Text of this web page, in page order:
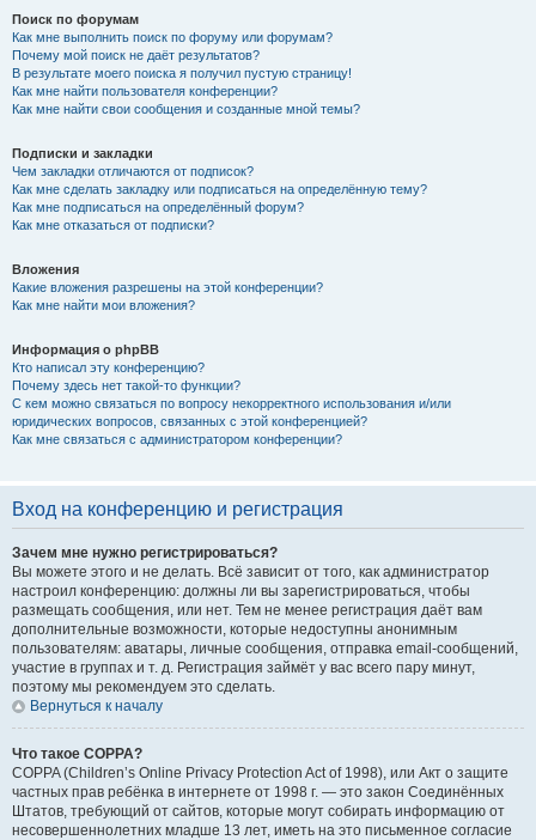
Поиск по форумам
Как мне выполнить поиск по форуму или форумам?
Почему мой поиск не даёт результатов?
В результате моего поиска я получил пустую страницу!
Как мне найти пользователя конференции?
Как мне найти свои сообщения и созданные мной темы?
Подписки и закладки
Чем закладки отличаются от подписок?
Как мне сделать закладку или подписаться на определённую тему?
Как мне подписаться на определённый форум?
Как мне отказаться от подписки?
Вложения
Какие вложения разрешены на этой конференции?
Как мне найти мои вложения?
Информация о phpBB
Кто написал эту конференцию?
Почему здесь нет такой-то функции?
С кем можно связаться по вопросу некорректного использования и/или
юридических вопросов, связанных с этой конференцией?
Как мне связаться с администратором конференции?
Вход на конференцию и регистрация
Зачем мне нужно регистрироваться?
Вы можете этого и не делать. Всё зависит от того, как администратор
настроил конференцию: должны ли вы зарегистрироваться, чтобы
размещать сообщения, или нет. Тем не менее регистрация даёт вам
дополнительные возможности, которые недоступны анонимным
пользователям: аватары, личные сообщения, отправка email-сообщений,
участие в группах и т. д. Регистрация займёт у вас всего пару минут,
поэтому мы рекомендуем это сделать.
Вернуться к началу
Что такое COPPA?
COPPA (Children’s Online Privacy Protection Act of 1998), или Акт о защите
частных прав ребёнка в интернете от 1998 г. — это закон Соединённых
Штатов, требующий от сайтов, которые могут собирать информацию от
несовершеннолетних младше 13 лет, иметь на это письменное согласие